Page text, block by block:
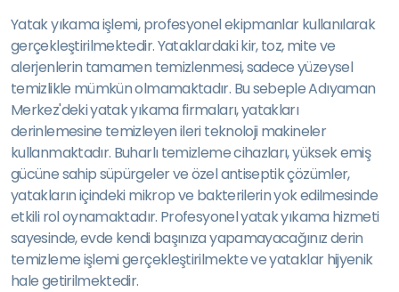
Yatak yıkama işlemi, profesyonel ekipmanlar kullanılarak
gerçekleştirilmektedir. Yataklardaki kir, toz, mite ve
alerjenlerin tamamen temizlenmesi, sadece yüzeysel
temizlikle mümkün olmamaktadır. Bu sebeple Adıyaman
Merkez'deki yatak yıkama firmaları, yatakları
derinlemesine temizleyen ileri teknoloji makineler
kullanmaktadır. Buharlı temizleme cihazları, yüksek emiş
gücüne sahip süpürgeler ve özel antiseptik çözümler,
yatakların içindeki mikrop ve bakterilerin yok edilmesinde
etkili rol oynamaktadır. Profesyonel yatak yıkama hizmeti
sayesinde, evde kendi başınıza yapamayacağınız derin
temizleme işlemi gerçekleştirilmekte ve yataklar hijyenik
hale getirilmektedir.